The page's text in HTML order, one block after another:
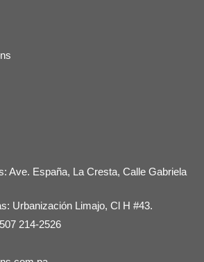
Ave. España, La Cresta, Calle Gabriela
Urbanización Limajo, Cl H #43.
214-2526